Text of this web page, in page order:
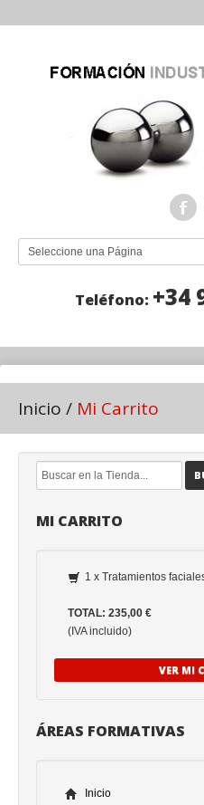
Teléfono: +34
Inicio / Mi Carrito
MI CARRITO
1 x Tratamientos
TOTAL: 235,00 €
(IVA incluido)
VER MI
ÁREAS FORMATIVAS
Inicio